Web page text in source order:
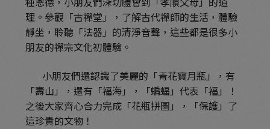
理。參觀「古禪堂」，了解古代禪師的生活，體驗
靜坐，聆聽「法器」的清淨音聲，這些都是很多小
朋友的禪宗文化初體驗。
小朋友們還認識了美麗的「青花寶月瓶」，有
「壽山」，還有「福海」，「蝙蝠」代表「福」！
之後大家齊心合力完成「花瓶拼圖」，「保護」了
這珍貴的文物！